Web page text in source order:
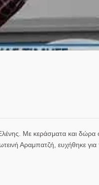
Με κεράσματα και δώρα
Αραμπατζή, ευχήθηκε για